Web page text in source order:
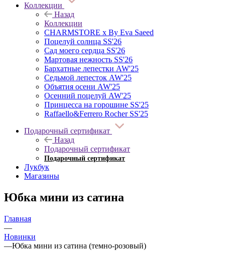
Коллекции
Назад
Коллекции
CHARMSTORE х By Eva Saeed
Поцелуй солнца SS'26
Сад моего сердца SS'26
Мартовая нежность SS'26
Бархатные лепестки AW'25
Седьмой лепесток AW'25
Объятия осени AW'25
Осенний поцелуй AW'25
Принцесса на горошине SS'25
Raffaello&Ferrero Rocher SS'25
Подарочный сертификат
Назад
Подарочный сертификат
Подарочный сертификат
Лукбук
Магазины
Юбка мини из сатина
Главная
—
Новинки
—Юбка мини из сатина (темно-розовый)